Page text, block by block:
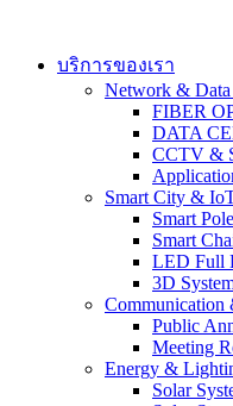
contentบริการของเรา
Network & Data
FIBER
DATA
CCTV &
Smart City &
Smart Pole
Smart
LED Full
3D
Communication
Public
Meeting
Energy &
Solar